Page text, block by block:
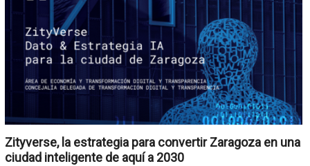
Zityverse, la estrategia para convertir Zaragoza en una
ciudad inteligente de aquí a 2030